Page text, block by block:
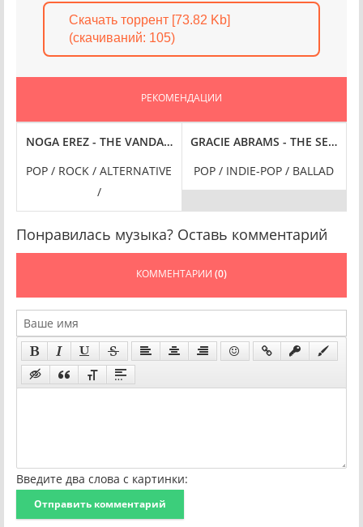
Скачать торрент [73.82 Kb]
(cкачиваний: 105)
РЕКОМЕНДАЦИИ
1973-2023 (2024) FLAC
YOUR MIND (2024) FLAC
NOGA EREZ - THE VANDALIST [24-BIT HI-RES] (2024) FLAC
POP / ROCK / ALTERNATIVE
/
GRACIE ABRAMS - THE
POP / INDIE-POP / BALLAD
Понравилась музыка? Оставь комментарий
КОММЕНТАРИИ (0)
Введите два слова с картинки:
Отправить комментарий